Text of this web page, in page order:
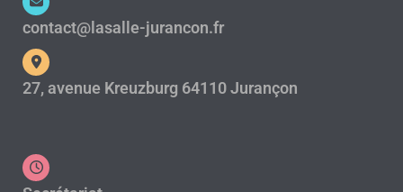
contact@lasalle-jurancon.fr
27, avenue Kreuzburg 64110 Jurançon